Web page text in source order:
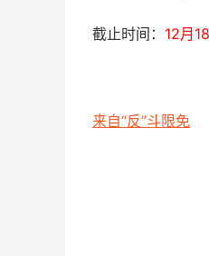
截止时间： 12月
来自“反”斗限免